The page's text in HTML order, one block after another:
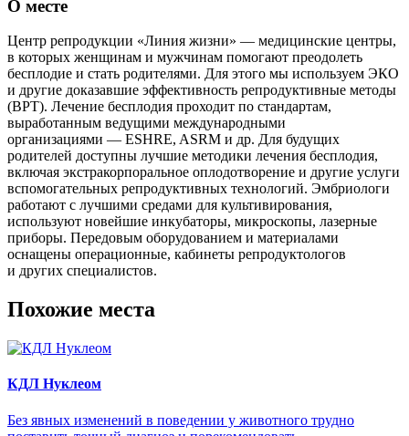
О месте
Центр репродукции «Линия жизни» — медицинские центры,
в которых женщинам и мужчинам помогают преодолеть
бесплодие и стать родителями. Для этого мы используем ЭКО
и другие доказавшие эффективность репродуктивные методы
(ВРТ). Лечение бесплодия проходит по стандартам,
выработанным ведущими международными
организациями — ESHRE, ASRM и др. Для будущих
родителей доступны лучшие методики лечения бесплодия,
включая экстракорпоральное оплодотворение и другие услуги
вспомогательных репродуктивных технологий. Эмбриологи
работают с лучшими средами для культивирования,
используют новейшие инкубаторы, микроскопы, лазерные
приборы. Передовым оборудованием и материалами
оснащены операционные, кабинеты репродуктологов
и других специалистов.
Похожие места
КДЛ Нуклеом
Без явных изменений в поведении у животного трудно